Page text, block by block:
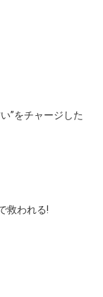
”をチャージした
救われる!